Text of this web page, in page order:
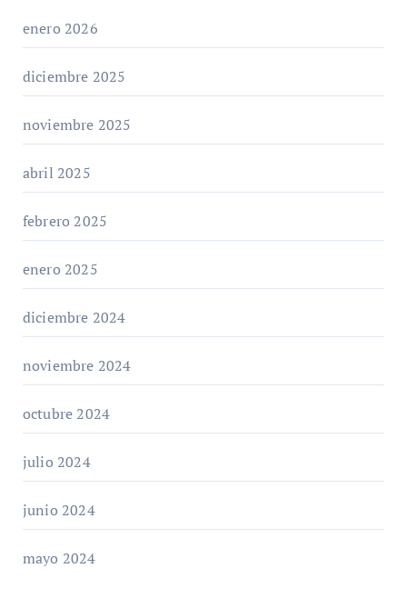
enero 2026
diciembre 2025
noviembre 2025
abril 2025
febrero 2025
enero 2025
diciembre 2024
noviembre 2024
octubre 2024
julio 2024
junio 2024
mayo 2024